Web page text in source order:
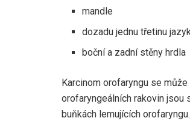
mandle
dozadu jednu třetinu
boční a zadní stěny hrdla
Karcinom orofaryngu se
orofaryngeálních rakovin jsou
buňkách lemujících orofaryngu.